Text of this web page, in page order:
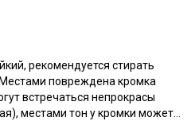
рекомендуется стирать
повреждена кромка
встречаться непрокрасы
местами тон у кромки может